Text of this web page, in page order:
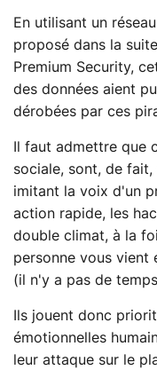
En utilisant un
proposé dans la
Premium Security,
des données aient
dérobées par ces
Il faut admettre que
sociale, sont, de fait,
imitant la voix d'un
action rapide, les
double climat, à la
personne vous vient
(il n'y a pas de
Ils jouent donc
émotionnelles
leur attaque sur le